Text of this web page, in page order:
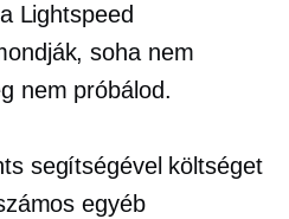
Lightspeed
soha nem
nem próbálod.
segítségével költséget
egyéb